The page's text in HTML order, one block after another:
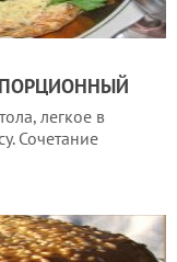
легкое в
Сочетание